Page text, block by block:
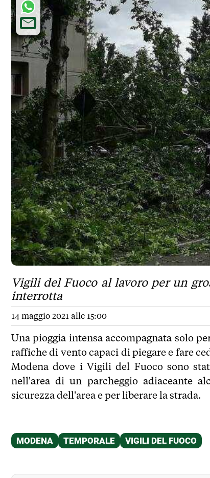
Vigili del Fuoco al lavoro per un
interrotta
14 maggio 2021 alle 15:00
Una pioggia intensa accompagnata solo
raffiche di vento capaci di piegare e fare
Modena dove i Vigili del Fuoco sono
nell'area di un parcheggio adiaceante
sicurezza dell'area e per liberare la strada.